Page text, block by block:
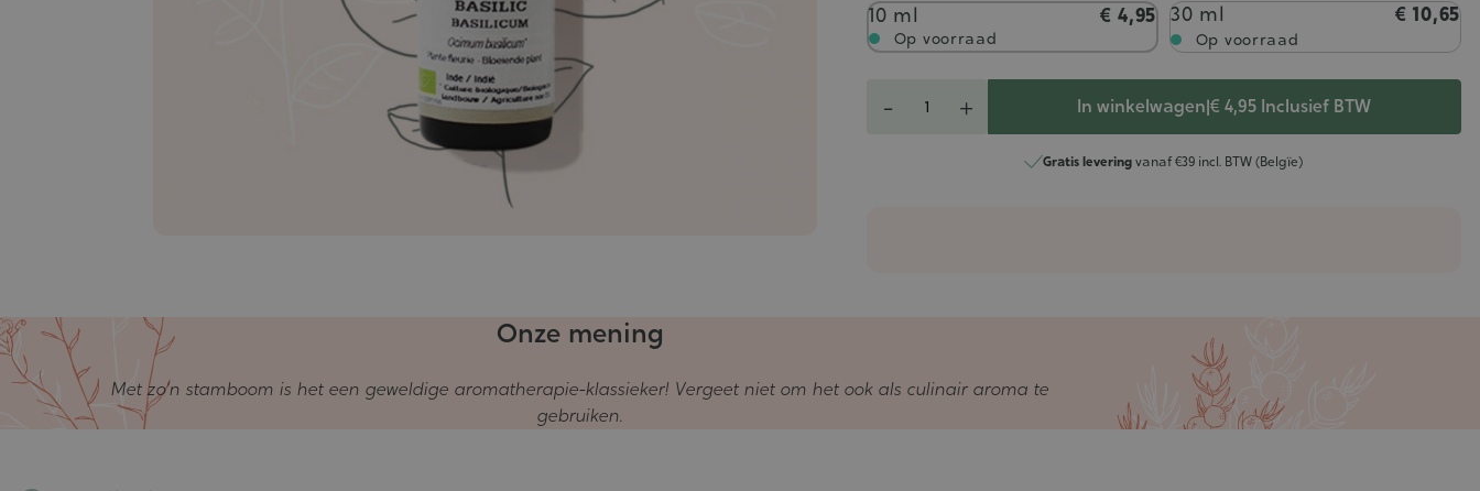
Inhoud
10 ml € 4,95
Op voorraad
30 ml € 10,65
Op voorraad
- + In winkelwagen|€ 4,95 Inclusief BTW
Gratis leveringvanaf €39 incl. BTW (Belgïe)
Onze mening
Met zo'n stamboom is het een geweldige aromatherapie-klassieker! Vergeet niet om het ook als culinair aroma te
gebruiken.